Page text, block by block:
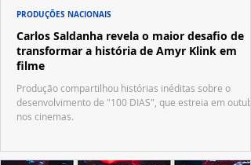
Carlos Saldanha revela o maior desafio de
transformar a história de Amyr Klink em
filme
Produção compartilhou histórias inéditas sobre o
desenvolvimento de "100 DIAS", que estreia em
nos cinemas.
PRODUÇÕES NACIONAIS